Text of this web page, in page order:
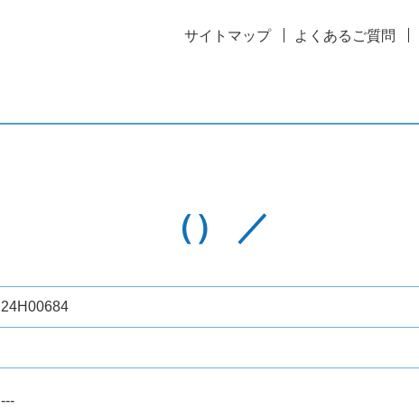
サイトマップ よくあるご質問
（） ／
24H00684
---